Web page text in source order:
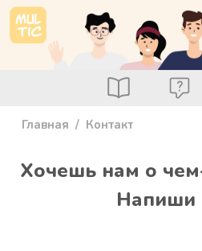
Перейти к основному
Посты
Главная Контакт
Хочешь нам о
Напиши